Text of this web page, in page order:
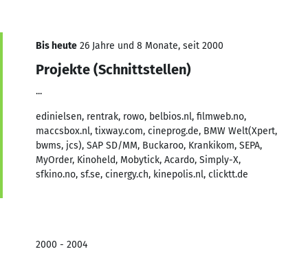
Bis heute 26 Jahre und 8 Monate, seit 2000
Projekte (Schnittstellen)
...
edinielsen, rentrak, rowo, belbios.nl, filmweb.no,
maccsbox.nl, tixway.com, cineprog.de, BMW Welt(Xpert,
bwms, jcs), SAP SD/MM, Buckaroo, Krankikom, SEPA,
MyOrder, Kinoheld, Mobytick, Acardo, Simply-X,
sfkino.no, sf.se, cinergy.ch, kinepolis.nl, clicktt.de
2000 - 2004